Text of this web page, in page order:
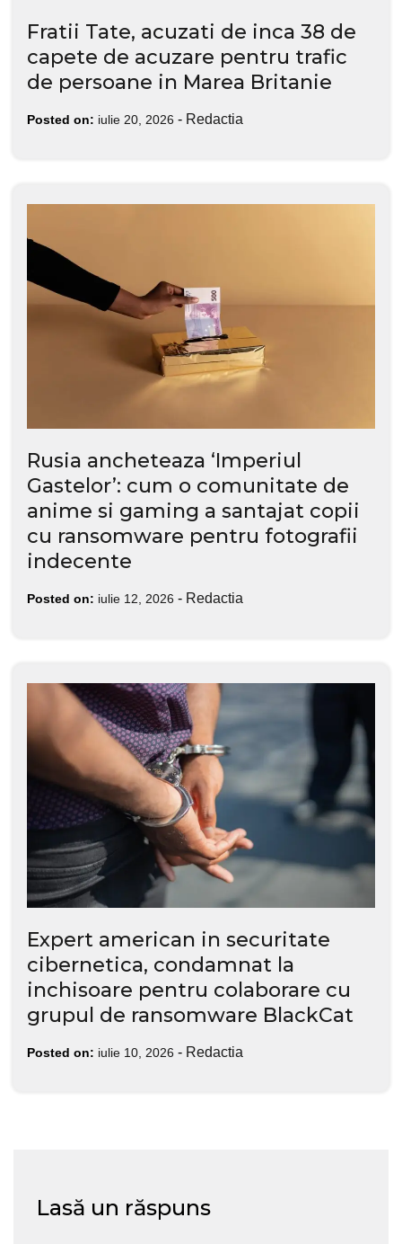
Fratii Tate, acuzati de inca 38 de
capete de acuzare pentru trafic
de persoane in Marea Britanie
Posted on: iulie 20, 2026 - Redactia
Rusia ancheteaza ‘Imperiul
Gastelor’: cum o comunitate de
anime si gaming a santajat copii
cu ransomware pentru fotografii
indecente
Posted on: iulie 12, 2026 - Redactia
Expert american in securitate
cibernetica, condamnat la
inchisoare pentru colaborare cu
grupul de ransomware BlackCat
Posted on: iulie 10, 2026 - Redactia
Lasă un răspuns